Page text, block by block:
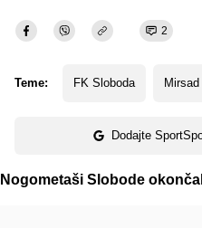
2
Teme: FK Sloboda
Dodajte
Nogometaši Slobode